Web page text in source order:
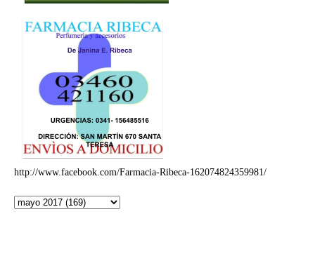
http://www.facebook.com/Farmacia-Ribeca-162074824359981/